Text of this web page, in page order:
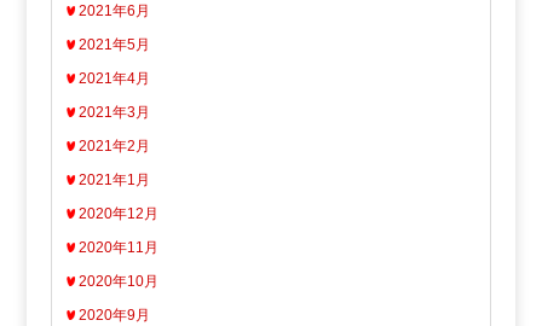
2021年6月
2021年5月
2021年4月
2021年3月
2021年2月
2021年1月
2020年12月
2020年11月
2020年10月
2020年9月